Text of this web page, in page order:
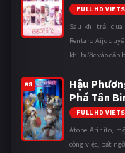
FULL HD
Sau khi trải
Rentaro Aijo
khi bước vào cấp
#8
Hậu
Phá Tân
FULL HD
Atobe Arihito,
công việc, bất